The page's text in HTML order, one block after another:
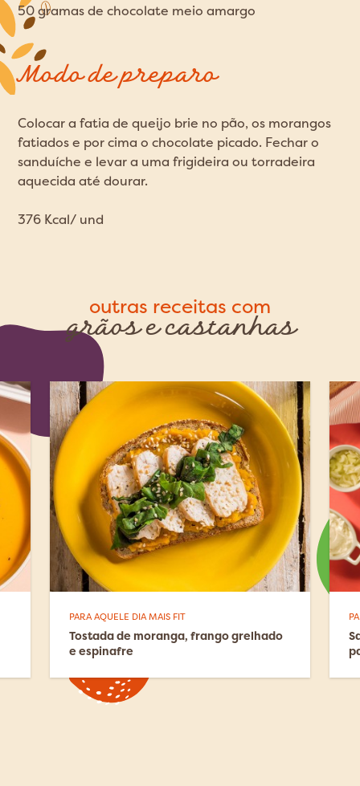
50 gramas de chocolate meio amargo
Modo de preparo
Colocar a fatia de queijo brie no pão, os morangos
fatiados e por cima o chocolate picado. Fechar o
sanduíche e levar a uma frigideira ou torradeira
aquecida até dourar.
376 Kcal/ und
outras receitas com
grãos e castanhas
PARA AQUELE DIA MAIS FIT
Tostada de moranga, frango grelhado
e espinafre